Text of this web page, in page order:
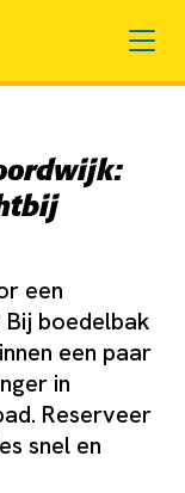
een
boedelbak
een paar
in
Reserveer
snel en